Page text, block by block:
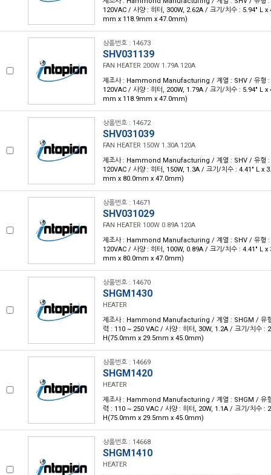
120VAC / 사양 : 히터, 300W, 2.62A / 크기/치수 : 5.94" L
mm x 118.9mm x 47.0mm)
상품번호 : 14673
SHV031139
FAN HEATER 200W 1.79A 120A
제조사 : Hammond Manufacturing / 계열 : SHV / 유형 :
120VAC / 사양 : 히터, 200W, 1.79A / 크기/치수 : 5.94" L
mm x 118.9mm x 47.0mm)
상품번호 : 14672
SHV031039
FAN HEATER 150W 1.30A 120A
제조사 : Hammond Manufacturing / 계열 : SHV / 유형 :
120VAC / 사양 : 히터, 150W, 1.3A / 크기/치수 : 4.41" L x
mm x 80.0mm x 47.0mm)
상품번호 : 14671
SHV031029
FAN HEATER 100W 0.89A 120A
제조사 : Hammond Manufacturing / 계열 : SHV / 유형 :
120VAC / 사양 : 히터, 100W, 0.89A / 크기/치수 : 4.41" L
mm x 80.0mm x 47.0mm)
상품번호 : 14670
SHGM1430
HEATER
제조사 : Hammond Manufacturing / 계열 : SHGM / 유형
력 : 110 ~ 250 VAC / 사양 : 히터, 30W, 1.2A / 크기/치수 :
H(75.0mm x 29.5mm x 45.0mm)
상품번호 : 14669
SHGM1420
HEATER
제조사 : Hammond Manufacturing / 계열 : SHGM / 유형
력 : 110 ~ 250 VAC / 사양 : 히터, 20W, 1.1A / 크기/치수 :
H(75.0mm x 29.5mm x 45.0mm)
상품번호 : 14668
SHGM1410
HEATER